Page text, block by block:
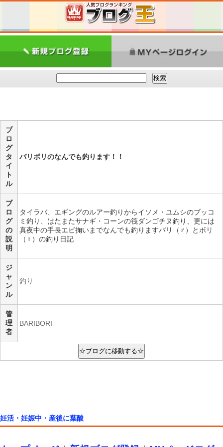
ブ
ロ
グ
タ
イ
ト
ル
バリボリのなんでも釣ります！！
ブ
ロ
グ
の
説
明
タイラバ、エギングのルアー釣りからイソメ・ユムシのブッコ
ミ釣り、はたまたサナギ・コーンの筏ダンゴチヌ釣り、更には
真夜中の手長エビ掬いまでなんでも釣りますバリ（♂）とボリ
（♀）の釣り日記
ジ
ャ
ン
ル
釣り
管
理
者
BARIBORI
妊活・妊娠中・産後に葉酸